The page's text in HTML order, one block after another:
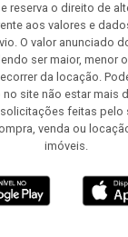
reserva o direito de
aos valores e
O valor anunciado
ser maior, menor
da locação.
site não estar mais
feitas pelo
venda ou
imóveis.